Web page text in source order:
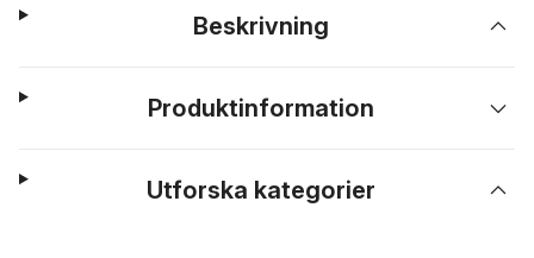
Beskrivning
Produktinformation
Utforska kategorier